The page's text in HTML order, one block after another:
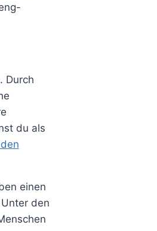
Durch
du als
einen
den